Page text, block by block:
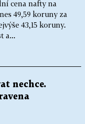
cena nafty na
49,59 koruny za
43,15 koruny.
a...
nechce.